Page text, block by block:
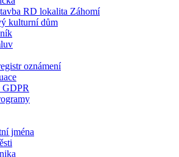
RD lokalita Záhomí
kulturní dům
oznámení
GDPR
jména